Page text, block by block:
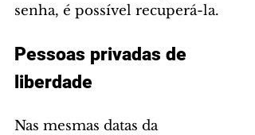
senha, é possível recuperá-la.
Pessoas privadas de
liberdade
Nas mesmas datas da